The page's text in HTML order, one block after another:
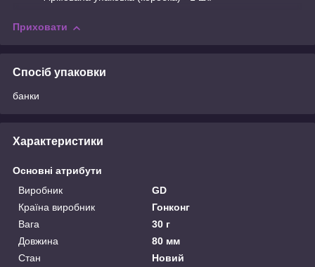
Приховати
Спосіб упаковки
банки
Характеристики
Основні атрибути
Виробник
GD
Країна виробник
Гонконг
Вага
30 г
Довжина
80 мм
Стан
Новий